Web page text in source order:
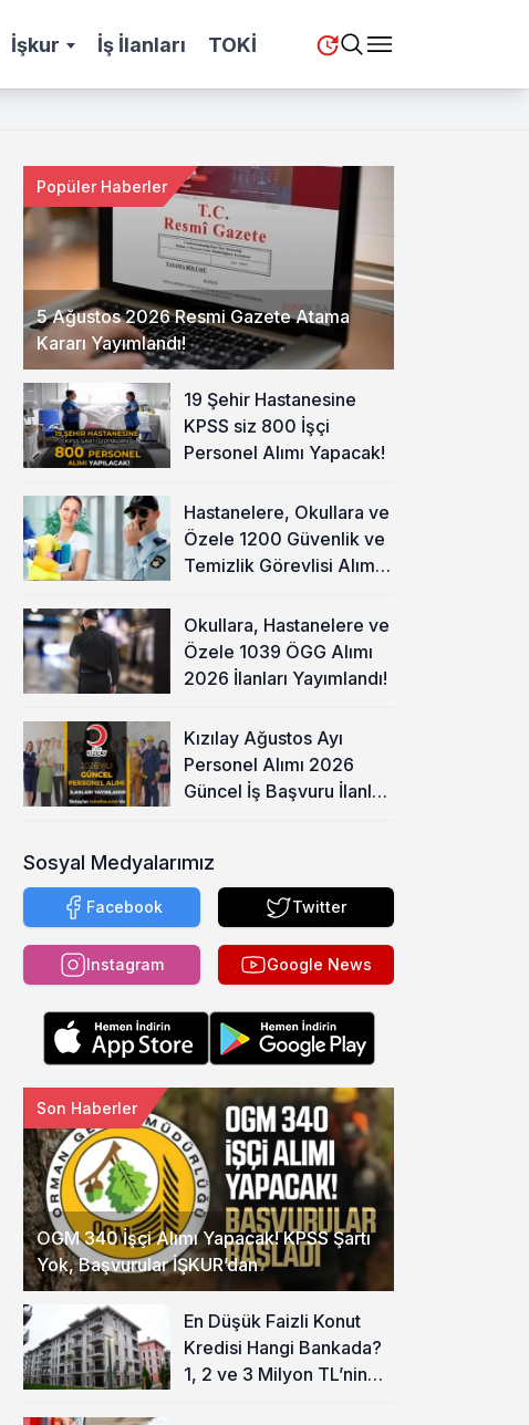
İşkur İş İlanları TOKİ
5 Ağustos 2026 Resmi Gazete Atama
Kararı Yayımlandı!
Popüler Haberler
19 Şehir Hastanesine
KPSS siz 800 İşçi
Personel Alımı Yapacak!
Hastanelere, Okullara ve
Özele 1200 Güvenlik ve
Temizlik Görevlisi Alımı
Okullara, Hastanelere ve
Özele 1039 ÖGG Alımı
2026 İlanları Yayımlandı!
Kızılay Ağustos Ayı
Personel Alımı 2026
Güncel İş Başvuru İlanları
Sosyal Medyalarımız
Facebook Twitter
Instagram Google News
OGM 340 İşçi Alımı Yapacak! KPSS Şartı
Yok, Başvurular İŞKUR’dan
Son Haberler
En Düşük Faizli Konut
Kredisi Hangi Bankada?
1, 2 ve 3 Milyon TL’nin